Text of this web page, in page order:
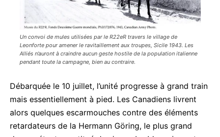
Un convoi de mules utilisées par le R22eR travers le village de
Leonforte pour amener le ravitaillement aux troupes, Sicile 1943. Les
Alliés n’auront à craindre aucun geste hostile de la population italienne
pendant toute la campagne, bien au contraire.
Débarquée le 10 juillet, l’unité progresse à grand train
mais essentiellement à pied. Les Canadiens livrent
alors quelques escarmouches contre des éléments
retardateurs de la Hermann Göring, le plus grand